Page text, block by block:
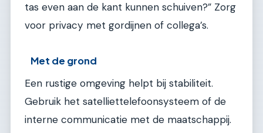
tas even aan de kant kunnen schuiven?” Zorg
voor privacy met gordijnen of collega’s.
Met de grond
Een rustige omgeving helpt bij stabiliteit.
Gebruik het satelliettelefoonsysteem of de
interne communicatie met de maatschappij.